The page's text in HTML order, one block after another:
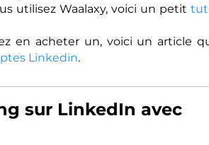
utilisez Waalaxy, voici un petit
en acheter un, voici un article
Linkedin.
sur LinkedIn avec